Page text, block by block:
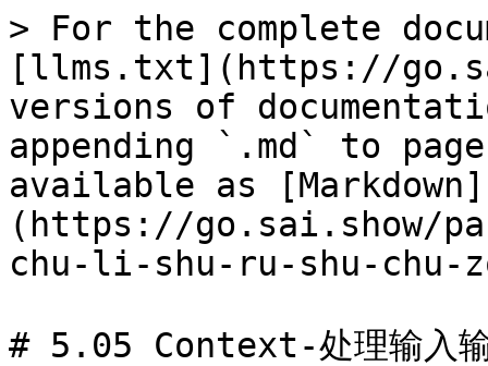
> For the complete
[llms.txt](https://
versions of
appending `.md` to
available as [Markdown]
(https://go.sai.show/
chu-li-shu-ru-shu-chu-
# 5.05 Context-处理输入